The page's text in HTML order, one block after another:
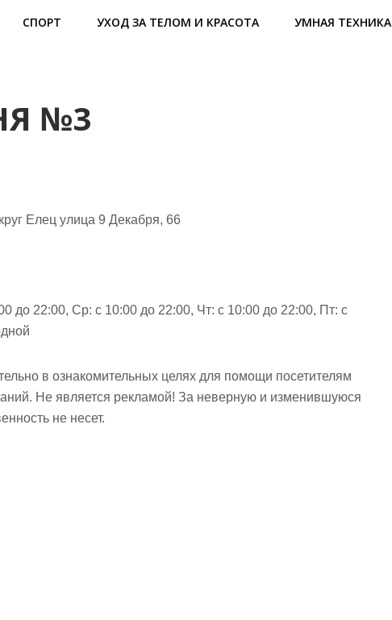
СПОРТ УХОД ЗА ТЕЛОМ И КРАСОТА УМНАЯ ТЕХНИКА
№3
Елец улица 9 Декабря, 66
до 22:00, Ср: с 10:00 до 22:00, Чт: с 10:00 до 22:00, Пт: с
в ознакомительных целях для помощи посетителям
Не является рекламой! За неверную и изменившуюся
не несет.